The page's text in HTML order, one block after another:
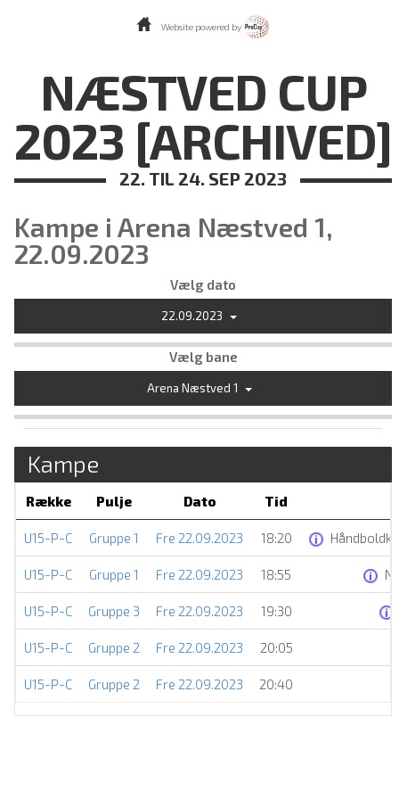
Website powered by
NÆSTVED CUP
2023 [ARCHIVED]
22. TIL 24. SEP 2023
Kampe i Arena Næstved 1,
22.09.2023
Vælg dato
22.09.2023
Vælg bane
Arena Næstved 1
Kampe
Række Pulje Dato Tid
U15-P-C Gruppe 1 Fre 22.09.2023 18:20
U15-P-C Gruppe 1 Fre 22.09.2023 18:55
U15-P-C Gruppe 3 Fre 22.09.2023 19:30
U15-P-C Gruppe 2 Fre 22.09.2023 20:05
U15-P-C Gruppe 2 Fre 22.09.2023 20:40